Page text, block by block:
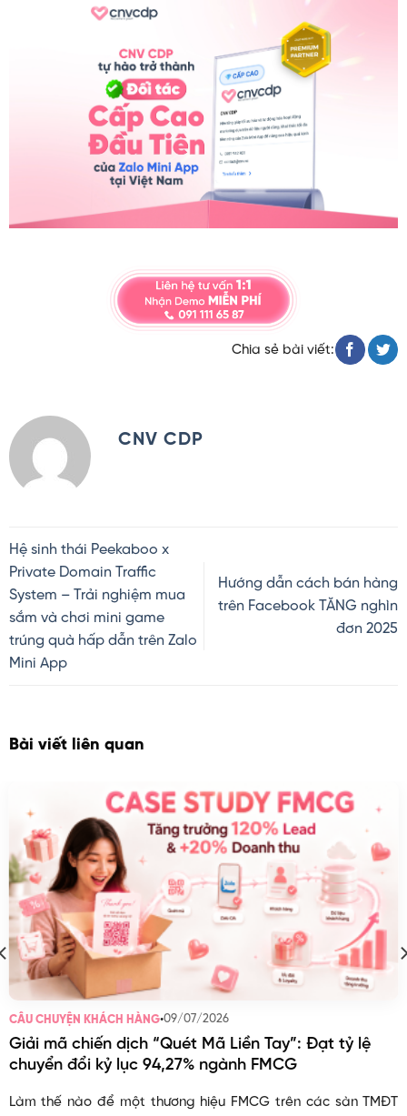
Chia sẻ bài viết:
CNV CDP
Hệ sinh thái Peekaboo x
Private Domain Traffic
System – Trải nghiệm mua
sắm và chơi mini game
trúng quà hấp dẫn trên Zalo
Mini App
Hướng dẫn cách bán hàng
trên Facebook TĂNG nghìn
đơn 2025
Bài viết liên quan
CÂU CHUYỆN KHÁCH HÀNG•09/07/2026
Giải mã chiến dịch “Quét Mã Liền Tay”: Đạt tỷ lệ
chuyển đổi kỷ lục 94,27% ngành FMCG
Làm thế nào để một thương hiệu FMCG trên các sàn TMĐT